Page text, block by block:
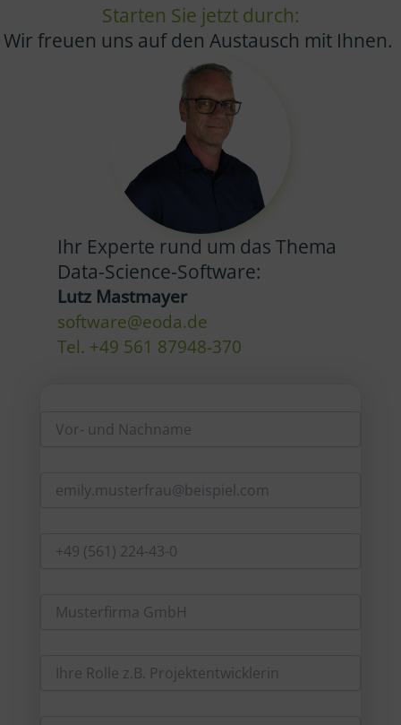
Starten Sie jetzt durch:
Wir freuen uns auf den Austausch mit Ihnen.
Ihr Experte rund um das Thema
Data-Science-Software:
Lutz Mastmayer
software@eoda.de
Tel. +49 561 87948-370